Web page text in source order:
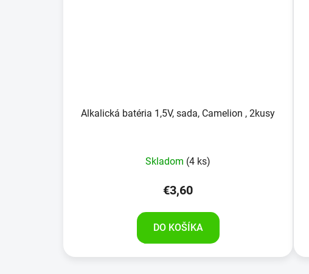
Alkalická batéria 1,5V, sada, Camelion , 2kusy
Skladom (4 ks)
€3,60
DO KOŠÍKA